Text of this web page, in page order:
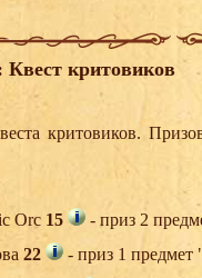
Квест критовиков
критовиков.
Orc 15
- приз 2
22
- приз 1 предмет